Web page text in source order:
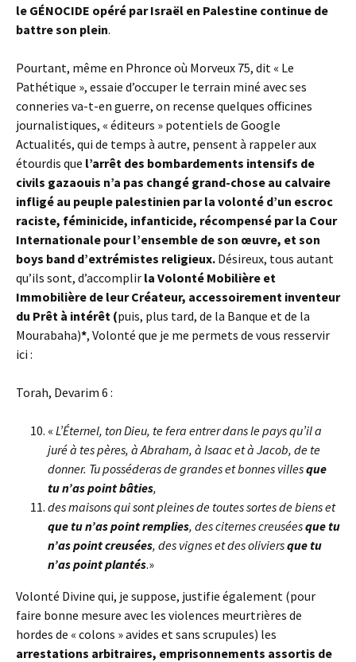
le GÉNOCIDE opéré par Israël en Palestine continue de
battre son plein.
Pourtant, même en Phronce où Morveux 75, dit « Le
Pathétique », essaie d’occuper le terrain miné avec ses
conneries va-t-en guerre, on recense quelques officines
journalistiques, « éditeurs » potentiels de Google
Actualités, qui de temps à autre, pensent à rappeler aux
étourdis que l’arrêt des bombardements intensifs de
civils gazaouis n’a pas changé grand-chose au calvaire
infligé au peuple palestinien par la volonté d’un escroc
raciste, féminicide, infanticide, récompensé par la Cour
Internationale pour l’ensemble de son œuvre, et son
boys band d’extrémistes religieux. Désireux, tous autant
qu’ils sont, d’accomplir la Volonté Mobilière et
Immobilière de leur Créateur, accessoirement inventeur
du Prêt à intérêt (puis, plus tard, de la Banque et de la
Mourabaha)*, Volonté que je me permets de vous resservir
ici :
Torah, Devarim 6 :
« L’Éternel, ton Dieu, te fera entrer dans le pays qu’il a
juré à tes pères, à Abraham, à Isaac et à Jacob, de te
donner. Tu posséderas de grandes et bonnes villesque
tu n’as point bâties,
des maisons qui sont pleines de toutes sortes de biens et
que tu n’as point remplies, des citernes creuséesque tu
n’as point creusées, des vignes et des oliviersque tu
n’as point plantés.»
Volonté Divine qui, je suppose, justifie également (pour
faire bonne mesure avec les violences meurtrières de
hordes de « colons » avides et sans scrupules) les
arrestations arbitraires, emprisonnements assortis de